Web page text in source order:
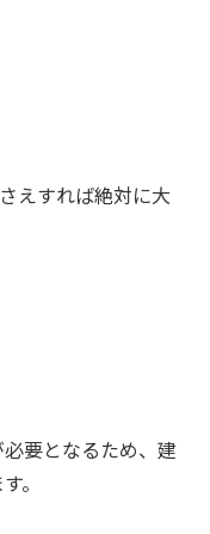
えすれば絶対に大
要となるため、建
。